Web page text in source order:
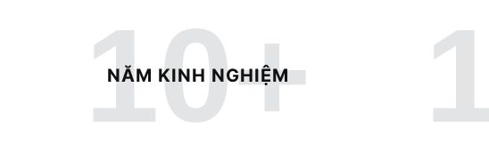
10+
NĂM KINH NGHIỆM